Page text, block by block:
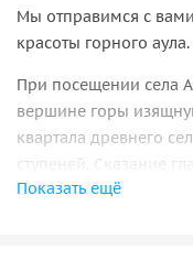
Мы отправимся с
красоты горного аула.
При посещении села
вершине горы
квартала древнего
ступеней. Сказание
«не знавший
Показать ещё